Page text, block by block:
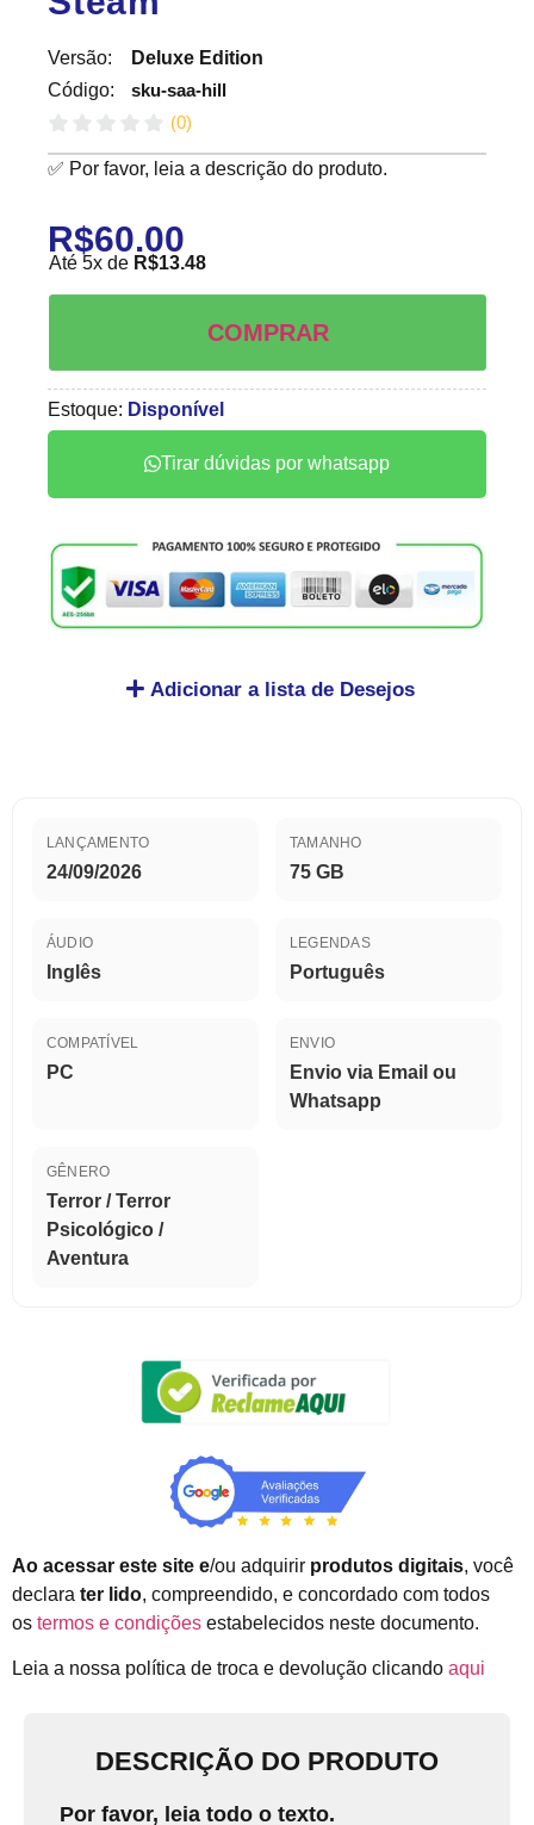
Versão:
Código:
Deluxe Edition
sku-saa-hill
(0)
✅ Por favor, leia a descrição do produto.
R$60.00
Até 5x de R$13.48
COMPRAR
Estoque: Disponível
Tirar dúvidas por whatsapp
Adicionar a lista de Desejos
LANÇAMENTO
24/09/2026
TAMANHO
75 GB
ÁUDIO
Inglês
LEGENDAS
Português
COMPATÍVEL
PC
ENVIO
Envio via Email ou
Whatsapp
GÊNERO
Terror / Terror
Psicológico /
Aventura
Ao acessar este site e/ou adquirir produtos digitais, você
declara ter lido, compreendido, e concordado com todos
os termos e condições estabelecidos neste documento.
Leia a nossa política de troca e devolução clicando aqui
DESCRIÇÃO DO PRODUTO
Por favor, leia todo o texto.